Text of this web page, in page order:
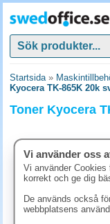
Startsida»
Kyocera TK-865K 20k
Toner Kyocera
Vi använder oss
Vi använder
korrekt och ge dig
De används också
webbplatsens